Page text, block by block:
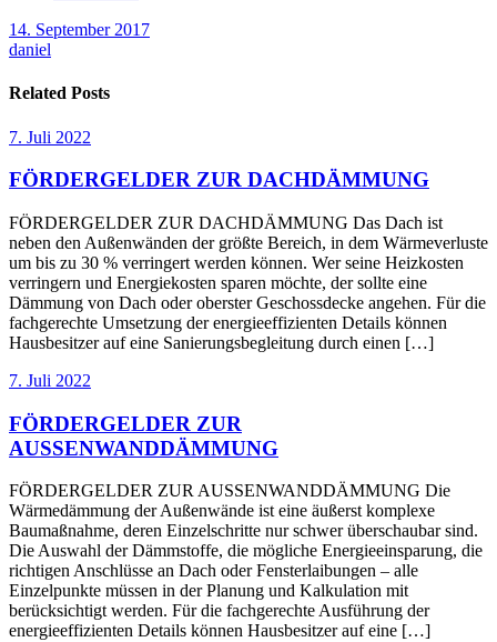
14. September 2017
daniel
Related Posts
7. Juli 2022
FÖRDERGELDER ZUR DACHDÄMMUNG
FÖRDERGELDER ZUR DACHDÄMMUNG Das Dach ist
neben den Außenwänden der größte Bereich, in dem Wärmeverluste
um bis zu 30 % verringert werden können. Wer seine Heizkosten
verringern und Energiekosten sparen möchte, der sollte eine
Dämmung von Dach oder oberster Geschossdecke angehen. Für die
fachgerechte Umsetzung der energieeffizienten Details können
Hausbesitzer auf eine Sanierungsbegleitung durch einen […]
7. Juli 2022
FÖRDERGELDER ZUR
AUSSENWANDDÄMMUNG
FÖRDERGELDER ZUR AUSSENWANDDÄMMUNG Die
Wärmedämmung der Außenwände ist eine äußerst komplexe
Baumaßnahme, deren Einzelschritte nur schwer überschaubar sind.
Die Auswahl der Dämmstoffe, die mögliche Energieeinsparung, die
richtigen Anschlüsse an Dach oder Fensterlaibungen – alle
Einzelpunkte müssen in der Planung und Kalkulation mit
berücksichtigt werden. Für die fachgerechte Ausführung der
energieeffizienten Details können Hausbesitzer auf eine […]